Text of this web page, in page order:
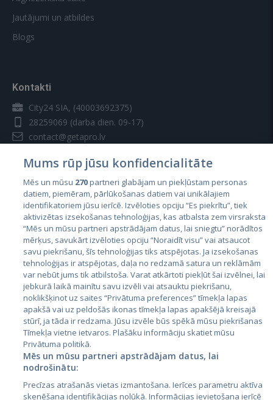
Jautājumi un atbildes
Blogs
Kontakti
City24 SIA, (40003692375)
28259069 (darba dien. 09-17)
contact@getapro.lv
Valstis
Igaunija
Latvija
Lietuva
City24.lv
City24.ee
CVbankas.lt
Kainos.lt
Mums rūp jūsu konfidencialitāte
Mēs un mūsu 270partneri glabājam un piekļūstam personas
datiem, piemēram, pārlūkošanas datiem vai unikālajiem
identifikatoriem jūsu ierīcē. Izvēloties opciju “Es piekrītu”, tiek
aktivizētas izsekošanas tehnoloģijas, kas atbalsta zem virsraksta
“Mēs un mūsu partneri apstrādājam datus, lai sniegtu” norādītos
mērķus, savukārt izvēloties opciju “Noraidīt visu” vai atsaucot
savu piekrišanu, šīs tehnoloģijas tiks atspējotas. Ja izsekošanas
tehnoloģijas ir atspējotas, daļa no redzamā satura un reklāmām
var nebūt jums tik atbilstoša. Varat atkārtoti piekļūt šai izvēlnei, lai
jebkurā laikā mainītu savu izvēli vai atsauktu piekrišanu,
noklikšķinot uz saites “Privātuma preferences” tīmekļa lapas
apakšā vai uz peldošās ikonas tīmekļa lapas apakšējā kreisajā
stūrī, ja tāda ir redzama. Jūsu izvēle būs spēkā mūsu piekrišanas
Tīmekļa vietne ietvaros. Plašāku informāciju skatiet mūsu
Privātuma politikā.
Mēs un mūsu partneri apstrādājam datus, lai
nodrošinātu:
Precīzas atrašanās vietas izmantošana. Ierīces parametru aktīva
skenēšana identifikācijas nolūkā. Informācijas ievietošana ierīcē